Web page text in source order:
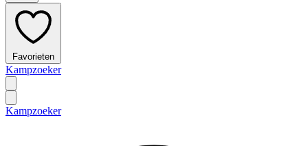
Favorieten
Kampzoeker
Kampzoeker